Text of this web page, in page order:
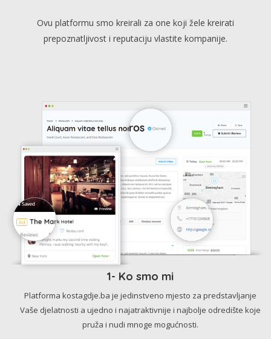
Ovu platformu smo kreirali za one koji žele kreirati
prepoznatljivost i reputaciju vlastite kompanije.
1- Ko smo mi
Platforma kostagdje.ba je jedinstveno mjesto za predstavljanje
Vaše djelatnosti a ujedno i najatraktivnije i najbolje odredište koje
pruža i nudi mnoge mogućnosti.